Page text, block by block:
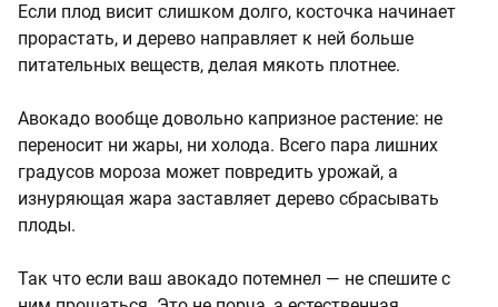
Если плод висит слишком долго, косточка начинает
прорастать, и дерево направляет к ней больше
питательных веществ, делая мякоть плотнее.
Авокадо вообще довольно капризное растение: не
переносит ни жары, ни холода. Всего пара лишних
градусов мороза может повредить урожай, а
изнуряющая жара заставляет дерево сбрасывать
плоды.
Так что если ваш авокадо потемнел — не спешите с